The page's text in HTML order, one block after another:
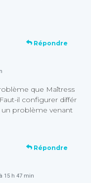
Répondre
que Maîtress
il configurer différ
problème venant
Répondre
15 h 47 min